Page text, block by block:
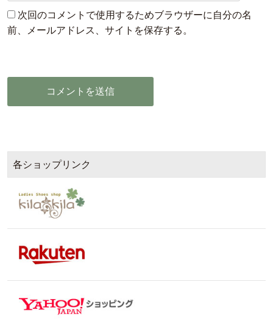
次回のコメントで使用するためブラウザーに自分の名
前、メールアドレス、サイトを保存する。
各ショップリンク